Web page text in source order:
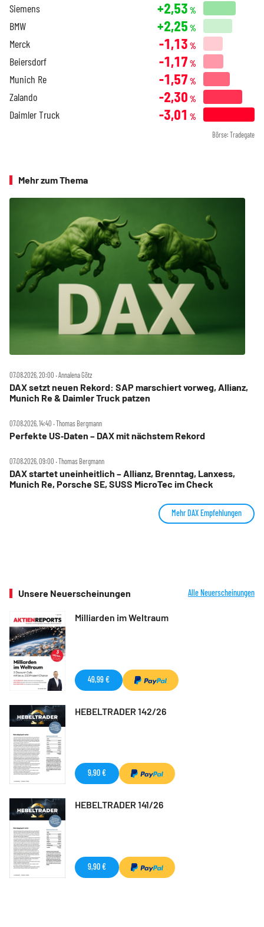
Siemens +2,53 %
BMW +2,25 %
Merck -1,13 %
Beiersdorf -1,17 %
Munich Re -1,57 %
Zalando -2,30 %
Daimler Truck -3,01 %
Börse: Tradegate
Mehr zum Thema
07.08.2026, 20:00 ‧ Annalena Götz
DAX setzt neuen Rekord: SAP marschiert vorweg, Allianz,
Munich Re & Daimler Truck patzen
07.08.2026, 14:40 ‧ Thomas Bergmann
Perfekte US‑Daten – DAX mit nächstem Rekord
07.08.2026, 09:00 ‧ Thomas Bergmann
DAX startet uneinheitlich – Allianz, Brenntag, Lanxess,
Munich Re, Porsche SE, SUSS MicroTec im Check
Mehr DAX Empfehlungen
Unsere Neuerscheinungen Alle Neuerscheinungen
Milliarden im Weltraum
49,99 €
HEBELTRADER 142/26
9,90 €
HEBELTRADER 141/26
9,90 €